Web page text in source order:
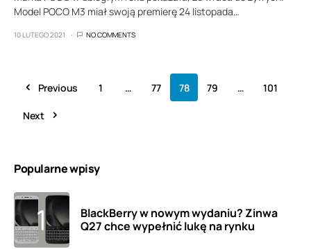
Model POCO M3 miał swoją premierę 24 listopada…
10 LUTEGO 2021 NO COMMENTS
Previous 1 … 77 78 79 … 101
Next
Popularne wpisy
BlackBerry w nowym wydaniu? Zinwa
Q27 chce wypełnić lukę na rynku